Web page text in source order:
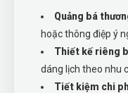
Quảng bá
hoặc thông điệp ý
Thiết kế riêng
dáng lịch theo nhu
Tiết kiệm chi